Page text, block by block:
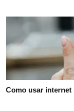
Como usar internet